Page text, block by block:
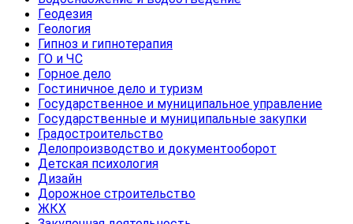
Геодезия
Геология
Гипноз и гипнотерапия
ГО и ЧС
Горное дело
Гостиничное дело и туризм
Государственное и муниципальное управление
Государственные и муниципальные закупки
Градостроительство
Делопроизводство и документооборот
Детская психология
Дизайн
Дорожное строительство
ЖКХ